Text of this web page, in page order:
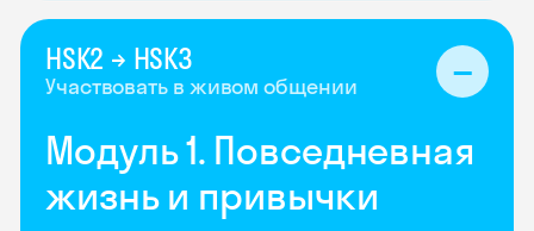
HSK2 → HSK3
Участвовать в живом общении
Модуль 1. Повседневная
жизнь и привычки